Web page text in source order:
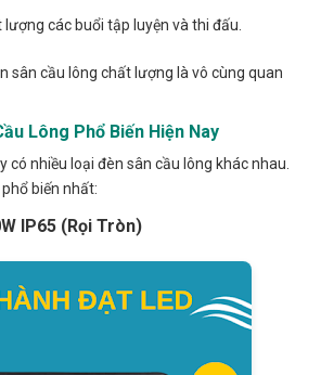
các buổi tập luyện và thi đấu.
sân cầu lông chất lượng là vô cùng quan
Lông Phổ Biến Hiện Nay
có nhiều loại đèn sân cầu lông khác nhau.
biến nhất:
IP65 (Rọi Tròn)